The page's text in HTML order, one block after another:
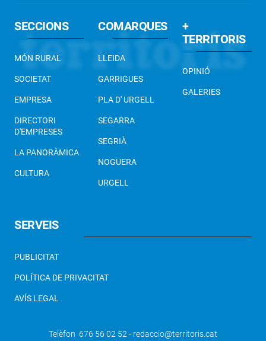
SECCIONS
MÓN RURAL
SOCIETAT
EMPRESA
DIRECTORI
D'EMPRESES
LA PANORÀMICA
CULTURA
COMARQUES
LLEIDA
GARRIGUES
PLA D' URGELL
SEGARRA
SEGRIÀ
NOGUERA
URGELL
+
TERRITORIS
OPINIÓ
GALERIES
SERVEIS
PUBLICITAT
POLÍTICA DE PRIVACITAT
AVÍS LEGAL
Telèfon 676 56 02 52 - redaccio@territoris.cat